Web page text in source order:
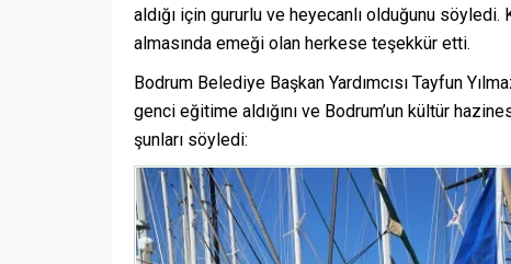
aldığı için gururlu ve heyecanlı olduğunu
almasında emeği olan herkese teşekkür etti.
Bodrum Belediye Başkan Yardımcısı Tayfun
genci eğitime aldığını ve Bodrum’un kültür
şunları söyledi: